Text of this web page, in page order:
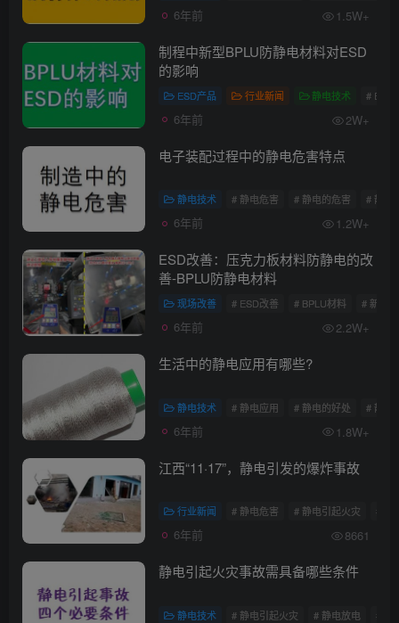
6年前 1.5W+
制程中新型BPLU防静电材料对ESD
的影响
ESD产品 行业新闻 静电技术 # ESD
6年前 2W+
电子装配过程中的静电危害特点
静电技术 # 静电危害 # 静电的危害 # 静电
6年前 1.2W+
ESD改善：压克力板材料防静电的改
善-BPLU防静电材料
现场改善 # ESD改善 # BPLU材料 # 新型
6年前 2.2W+
生活中的静电应用有哪些?
静电技术 # 静电应用 # 静电的好处 # 静电
6年前 1.8W+
江西“11·17”，静电引发的爆炸事故
行业新闻 # 静电危害 # 静电引起火灾 # 静
6年前 8661
静电引起火灾事故需具备哪些条件
静电技术 # 静电引起火灾 # 静电放电 # 静